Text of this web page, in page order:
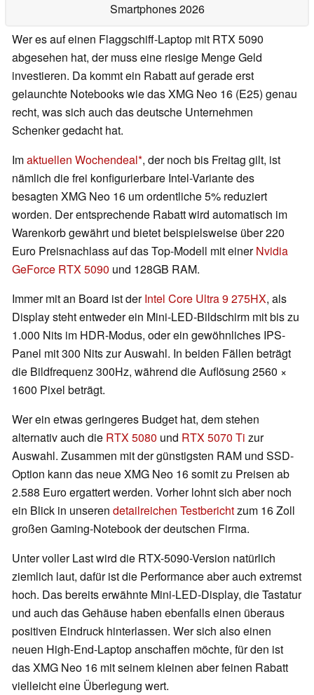
Smartphones 2026
Wer es auf einen Flaggschiff-Laptop mit RTX 5090
abgesehen hat, der muss eine riesige Menge Geld
investieren. Da kommt ein Rabatt auf gerade erst
gelaunchte Notebooks wie das XMG Neo 16 (E25) genau
recht, was sich auch das deutsche Unternehmen
Schenker gedacht hat.
Imaktuellen Wochendeal , der noch bis Freitag gilt, ist
nämlich die frei konfigurierbare Intel-Variante des
besagten XMG Neo 16 um ordentliche 5% reduziert
worden. Der entsprechende Rabatt wird automatisch im
Warenkorb gewährt und bietet beispielsweise über 220
Euro Preisnachlass auf das Top-Modell mit einerNvidia
GeForce RTX 5090 und 128GB RAM.
Immer mit an Board ist derIntel Core Ultra 9 275HX, als
Display steht entweder ein Mini-LED-Bildschirm mit bis zu
1.000 Nits im HDR-Modus, oder ein gewöhnliches IPS-
Panel mit 300 Nits zur Auswahl. In beiden Fällen beträgt
die Bildfrequenz 300Hz, während die Auflösung 2560 ×
1600 Pixel beträgt.
Wer ein etwas geringeres Budget hat, dem stehen
alternativ auch die RTX 5080 und RTX 5070 Ti zur
Auswahl. Zusammen mit der günstigsten RAM und SSD-
Option kann das neue XMG Neo 16 somit zu Preisen ab
2.588 Euro ergattert werden. Vorher lohnt sich aber noch
ein Blick in unseren detailreichen Testberichtzum 16 Zoll
großen Gaming-Notebook der deutschen Firma.
Unter voller Last wird die RTX-5090-Version natürlich
ziemlich laut, dafür ist die Performance aber auch extremst
hoch. Das bereits erwähnte Mini-LED-Display, die Tastatur
und auch das Gehäuse haben ebenfalls einen überaus
positiven Eindruck hinterlassen. Wer sich also einen
neuen High-End-Laptop anschaffen möchte, für den ist
das XMG Neo 16 mit seinem kleinen aber feinen Rabatt
vielleicht eine Überlegung wert.